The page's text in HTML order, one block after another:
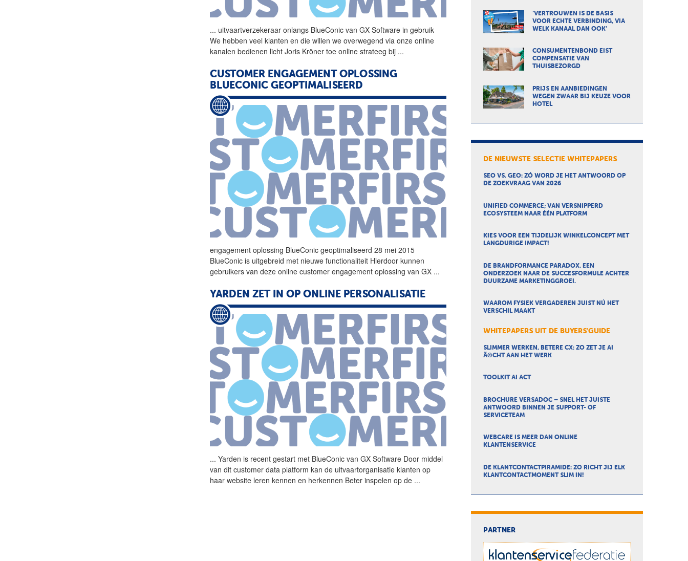
... uitvaartverzekeraar onlangs BlueConic van GX Software in gebruik
We hebben veel klanten en die willen we overwegend via onze online
kanalen bedienen licht Joris Kröner toe online strateeg bij ...
CUSTOMER ENGAGEMENT OPLOSSING
BLUECONIC GEOPTIMALISEERD
engagement oplossing BlueConic geoptimaliseerd 28 mei 2015
BlueConic is uitgebreid met nieuwe functionaliteit Hierdoor kunnen
gebruikers van deze online customer engagement oplossing van GX ...
YARDEN ZET IN OP ONLINE PERSONALISATIE
... Yarden is recent gestart met BlueConic van GX Software Door middel
van dit customer data platform kan de uitvaartorganisatie klanten op
haar website leren kennen en herkennen Beter inspelen op de ...
‘VERTROUWEN IS DE BASIS
VOOR ECHTE VERBINDING, VIA
WELK KANAAL DAN OOK’
CONSUMENTENBOND EIST
COMPENSATIE VAN
THUISBEZORGD
PRIJS EN AANBIEDINGEN
WEGEN ZWAAR BIJ KEUZE VOOR
HOTEL
DE NIEUWSTE SELECTIE WHITEPAPERS
SEO VS. GEO: ZÓ WORD JE HET ANTWOORD OP
DE ZOEKVRAAG VAN 2026
UNIFIED COMMERCE; VAN VERSNIPPERD
ECOSYSTEEM NAAR ÉÉN PLATFORM
KIES VOOR EEN TIJDELIJK WINKELCONCEPT MET
LANGDURIGE IMPACT!
DE BRANDFORMANCE PARADOX. EEN
ONDERZOEK NAAR DE SUCCESFORMULE ACHTER
DUURZAME MARKETINGGROEI.
WAAROM FYSIEK VERGADEREN JUIST NÚ HET
VERSCHIL MAAKT
WHITEPAPERS UIT DE BUYERS'GUIDE
SLIMMER WERKEN, BETERE CX: ZO ZET JE AI
Ã©CHT AAN HET WERK
TOOLKIT AI ACT
BROCHURE VERSADOC – SNEL HET JUISTE
ANTWOORD BINNEN JE SUPPORT- OF
SERVICETEAM
WEBCARE IS MEER DAN ONLINE
KLANTENSERVICE
DE KLANTCONTACTPIRAMIDE: ZO RICHT JIJ ELK
KLANTCONTACTMOMENT SLIM IN!
PARTNER